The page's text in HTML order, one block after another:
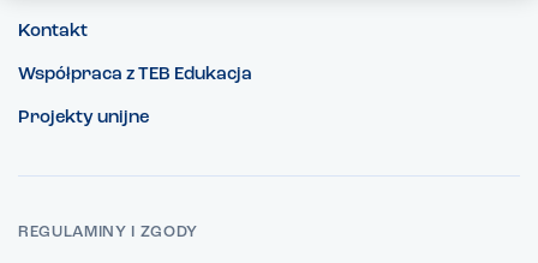
Kontakt
Współpraca z TEB Edukacja
Projekty unijne
REGULAMINY I ZGODY